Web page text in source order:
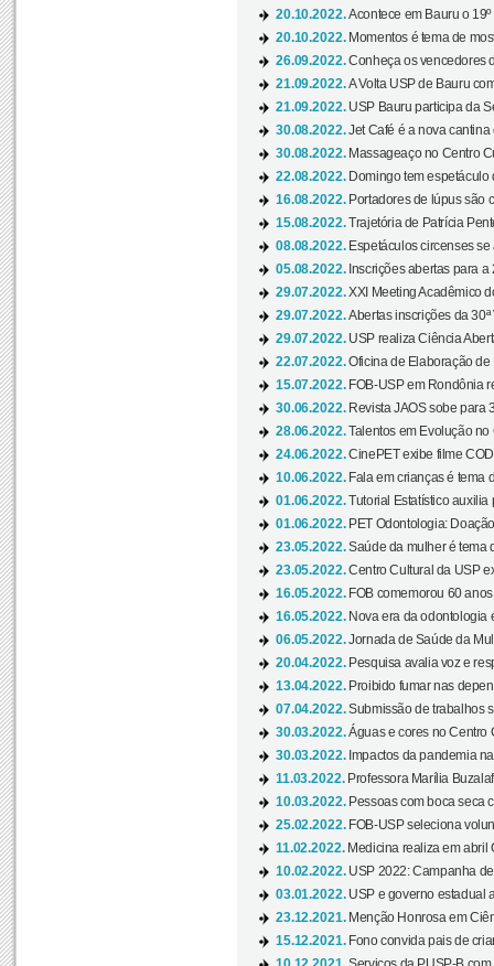
20.10.2022.Acontece em Bauru o 19º
20.10.2022. Momentos é tema de
26.09.2022.Conheça os vencedores
21.09.2022.A Volta USP de Bauru
21.09.2022. USP Bauru participa da
30.08.2022.Jet Café é a nova
30.08.2022. Massageaço no Centro
22.08.2022. Domingo tem espetáculo
16.08.2022. Portadores de lúpus são
15.08.2022.Trajetória de Patrícia
08.08.2022. Espetáculos circenses
05.08.2022. Inscrições abertas para a
29.07.2022.XXI Meeting Acadêmico
29.07.2022.Abertas inscrições da 30ª
29.07.2022. USP realiza Ciência
22.07.2022.Oficina de Elaboração de
15.07.2022. FOB-USP em Rondônia
30.06.2022. Revista JAOS sobe para
28.06.2022.Talentos em Evolução no
24.06.2022.CinePET exibe filme
10.06.2022. Fala em crianças é tema
01.06.2022.Tutorial Estatístico auxilia
01.06.2022. PET Odontologia:
23.05.2022.Saúde da mulher é tema
23.05.2022.Centro Cultural da USP
16.05.2022. FOB comemorou 60
16.05.2022. Nova era da odontologia
06.05.2022.Jornada de Saúde da
20.04.2022. Pesquisa avalia voz e
13.04.2022. Proibido fumar nas
07.04.2022.Submissão de trabalhos
30.03.2022.Águas e cores no Centro
30.03.2022. Impactos da pandemia
11.03.2022. Professora Marília
10.03.2022. Pessoas com boca seca
25.02.2022. FOB-USP seleciona
11.02.2022. Medicina realiza em abril
10.02.2022. USP 2022: Campanha
03.01.2022. USP e governo estadual
23.12.2021. Menção Honrosa em
15.12.2021. Fono convida pais de